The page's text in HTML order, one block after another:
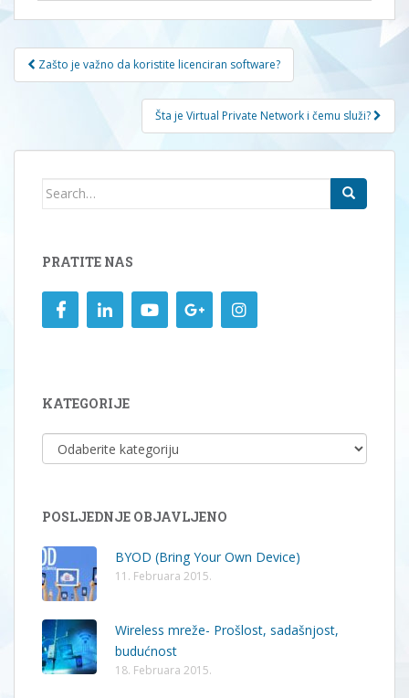
Navigacija
članaka
Zašto je važno da koristite licenciran software?
Šta je Virtual Private Network i čemu služi?
Search
PRATITE NAS
KATEGORIJE
KATEGORIJE
POSLJEDNJE OBJAVLJENO
BYOD (Bring Your Own Device)
11. Februara 2015.
Wireless mreže- Prošlost, sadašnjost,
budućnost
18. Februara 2015.